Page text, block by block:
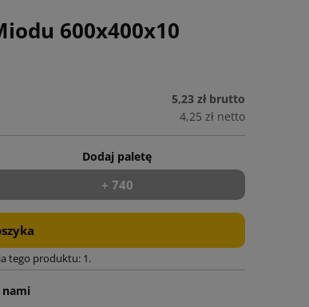
600x400x10
5,23 zł brutto
4,25 zł netto
Dodaj paletę
+ 740
tego produktu: 1.